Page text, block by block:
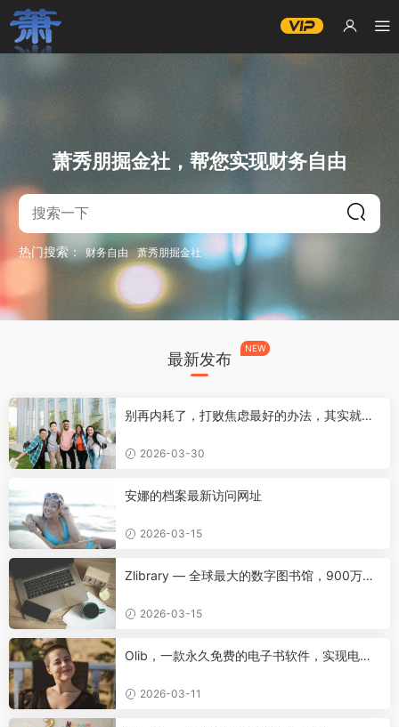
萧秀朋掘金社，帮您实现财务自由
热门搜索： 财务自由 萧秀朋掘金社
最新发布
NEW
别再内耗了，打败焦虑最好的办法，其实就这
2026-03-30
安娜的档案最新访问网址
2026-03-15
Zlibrary — 全球最大的数字图书馆，900万本
2026-03-15
Olib，一款永久免费的电子书软件，实现电子
2026-03-11